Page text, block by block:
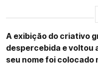
A exibição do criativo
despercebida e voltou
seu nome foi colocado